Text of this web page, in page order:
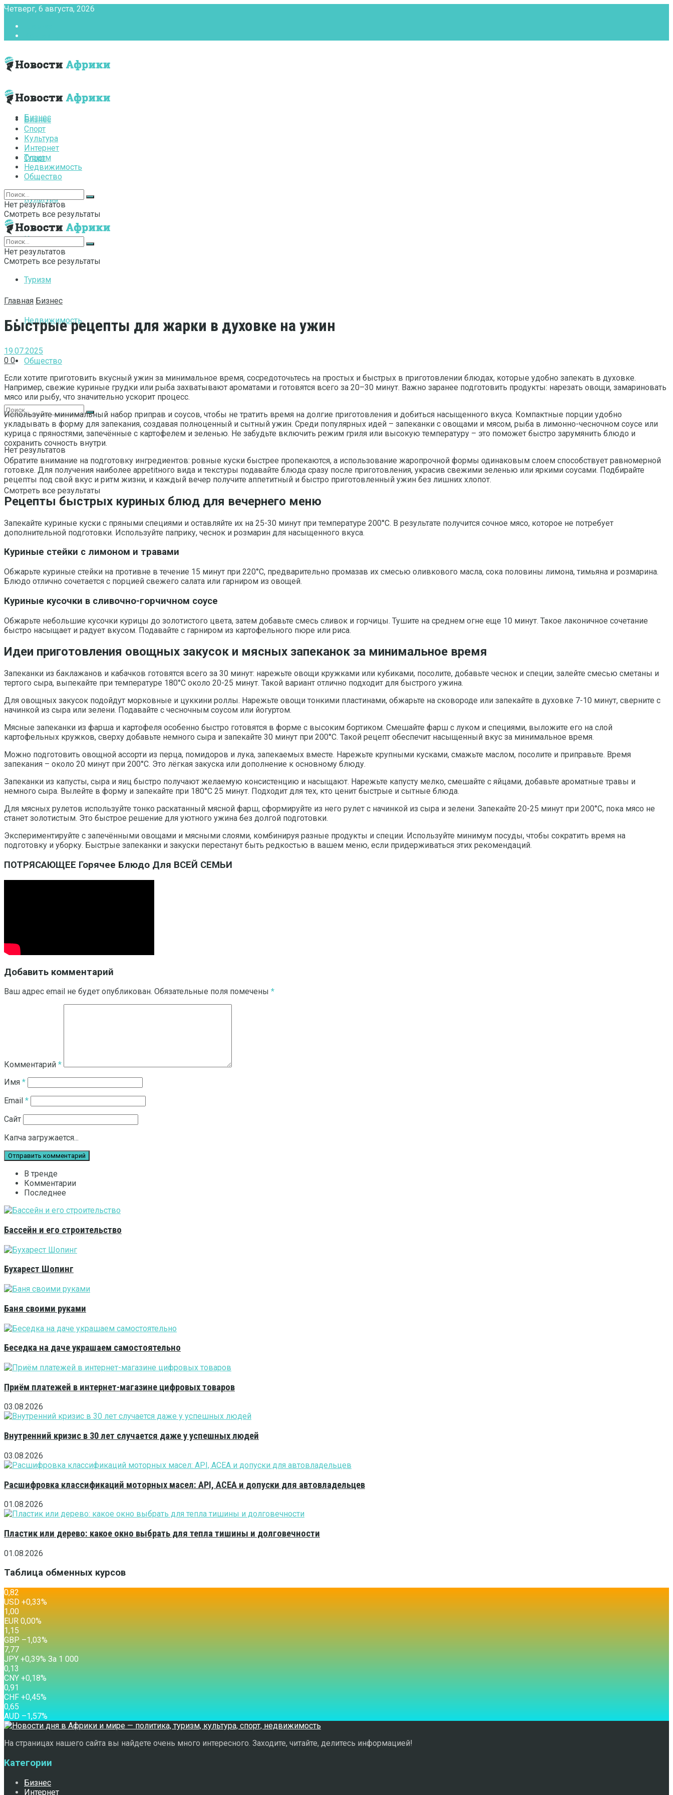
Четверг, 6 августа, 2026
Бизнес
Спорт
Культура
Интернет
Туризм
Недвижимость
Общество
Нет результатов
Смотреть все результаты
Бизнес
Спорт
Культура
Интернет
Туризм
Недвижимость
Общество
Нет результатов
Смотреть все результаты
Нет результатов
Смотреть все результаты
Главная Бизнес
Быстрые рецепты для жарки в духовке на ужин
19.07.2025
0 0
Если хотите приготовить вкусный ужин за минимальное время, сосредоточьтесь на простых и быстрых в приготовлении блюдах, которые удобно запекать в духовке.
Например, свежие куриные грудки или рыба захватывают ароматами и готовятся всего за 20–30 минут. Важно заранее подготовить продукты: нарезать овощи, замариновать
мясо или рыбу, что значительно ускорит процесс.
Используйте минимальный набор приправ и соусов, чтобы не тратить время на долгие приготовления и добиться насыщенного вкуса. Компактные порции удобно
укладывать в форму для запекания, создавая полноценный и сытный ужин. Среди популярных идей – запеканки с овощами и мясом, рыба в лимонно-чесночном соусе или
курица с пряностями, запечённые с картофелем и зеленью. Не забудьте включить режим гриля или высокую температуру – это поможет быстро зарумянить блюдо и
сохранить сочность внутри.
Обратите внимание на подготовку ингредиентов: ровные куски быстрее пропекаются, а использование жаропрочной формы одинаковым слоем способствует равномерной
готовке. Для получения наиболее appetitного вида и текстуры подавайте блюда сразу после приготовления, украсив свежими зеленью или яркими соусами. Подбирайте
рецепты под свой вкус и ритм жизни, и каждый вечер получите аппетитный и быстро приготовленный ужин без лишних хлопот.
Рецепты быстрых куриных блюд для вечернего меню
Запекайте куриные куски с пряными специями и оставляйте их на 25-30 минут при температуре 200°C. В результате получится сочное мясо, которое не потребует
дополнительной подготовки. Используйте паприку, чеснок и розмарин для насыщенного вкуса.
Куриные стейки с лимоном и травами
Обжарьте куриные стейки на противне в течение 15 минут при 220°C, предварительно промазав их смесью оливкового масла, сока половины лимона, тимьяна и розмарина.
Блюдо отлично сочетается с порцией свежего салата или гарниром из овощей.
Куриные кусочки в сливочно-горчичном соусе
Обжарьте небольшие кусочки курицы до золотистого цвета, затем добавьте смесь сливок и горчицы. Тушите на среднем огне еще 10 минут. Такое лаконичное сочетание
быстро насыщает и радует вкусом. Подавайте с гарниром из картофельного пюре или риса.
Идеи приготовления овощных закусок и мясных запеканок за минимальное время
Запеканки из баклажанов и кабачков готовятся всего за 30 минут: нарежьте овощи кружками или кубиками, посолите, добавьте чеснок и специи, залейте смесью сметаны и
тертого сыра, выпекайте при температуре 180°C около 20-25 минут. Такой вариант отлично подходит для быстрого ужина.
Для овощных закусок подойдут морковные и цуккини роллы. Нарежьте овощи тонкими пластинами, обжарьте на сковороде или запекайте в духовке 7-10 минут, сверните с
начинкой из сыра или зелени. Подавайте с чесночным соусом или йогуртом.
Мясные запеканки из фарша и картофеля особенно быстро готовятся в форме с высоким бортиком. Смешайте фарш с луком и специями, выложите его на слой
картофельных кружков, сверху добавьте немного сыра и запекайте 30 минут при 200°C. Такой рецепт обеспечит насыщенный вкус за минимальное время.
Можно подготовить овощной ассорти из перца, помидоров и лука, запекаемых вместе. Нарежьте крупными кусками, смажьте маслом, посолите и приправьте. Время
запекания – около 20 минут при 200°C. Это лёгкая закуска или дополнение к основному блюду.
Запеканки из капусты, сыра и яиц быстро получают желаемую консистенцию и насыщают. Нарежьте капусту мелко, смешайте с яйцами, добавьте ароматные травы и
немного сыра. Вылейте в форму и запекайте при 180°C 25 минут. Подходит для тех, кто ценит быстрые и сытные блюда.
Для мясных рулетов используйте тонко раскатанный мясной фарш, сформируйте из него рулет с начинкой из сыра и зелени. Запекайте 20-25 минут при 200°C, пока мясо не
станет золотистым. Это быстрое решение для уютного ужина без долгой подготовки.
Экспериментируйте с запечёнными овощами и мясными слоями, комбинируя разные продукты и специи. Используйте минимум посуды, чтобы сократить время на
подготовку и уборку. Быстрые запеканки и закуски перестанут быть редкостью в вашем меню, если придерживаться этих рекомендаций.
ПОТРЯСАЮЩЕЕ Горячее Блюдо Для ВСЕЙ СЕМЬИ
Добавить комментарий
Ваш адрес email не будет опубликован. Обязательные поля помечены *
Комментарий *
Имя *
Email *
Сайт
Капча загружается...
В тренде
Комментарии
Последнее
Бассейн и его строительство
Бухарест Шопинг
Баня своими руками
Беседка на даче украшаем самостоятельно
Приём платежей в интернет-магазине цифровых товаров
03.08.2026
Внутренний кризис в 30 лет случается даже у успешных людей
03.08.2026
Расшифровка классификаций моторных масел: API, ACEA и допуски для автовладельцев
01.08.2026
Пластик или дерево: какое окно выбрать для тепла тишины и долговечности
01.08.2026
Таблица обменных курсов
0,82
USD +0,33%
1,00
EUR 0,00%
1,15
GBP –1,03%
7,77
JPY +0,39% За 1 000
0,13
CNY +0,18%
0,91
CHF +0,45%
0,65
AUD –1,57%
На страницах нашего сайта вы найдете очень много интересного. Заходите, читайте, делитесь информацией!
Категории
Бизнес
Интернет